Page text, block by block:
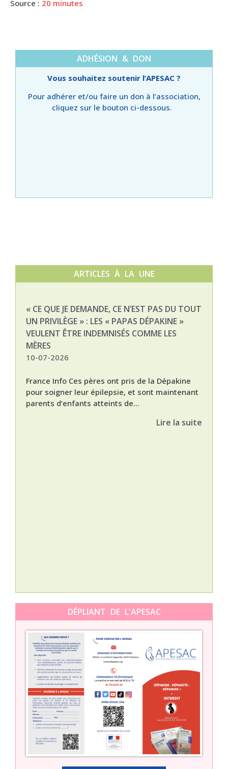
Source : 20 minutes
ADHÉSION & DON
Vous souhaitez soutenir l’APESAC ?
Pour adhérer et/ou faire un don à l’association,
cliquez sur le bouton ci-dessous.
ARTICLES À LA UNE
« CE QUE JE DEMANDE, CE N’EST PAS DU TOUT
UN PRIVILÈGE » : LES « PAPAS DÉPAKINE »
VEULENT ÊTRE INDEMNISÉS COMME LES
MÈRES
10-07-2026
France Info Ces pères ont pris de la Dépakine
pour soigner leur épilepsie, et sont maintenant
parents d’enfants atteints de...
Lire la suite
DÉPLIANT DE L'APESAC